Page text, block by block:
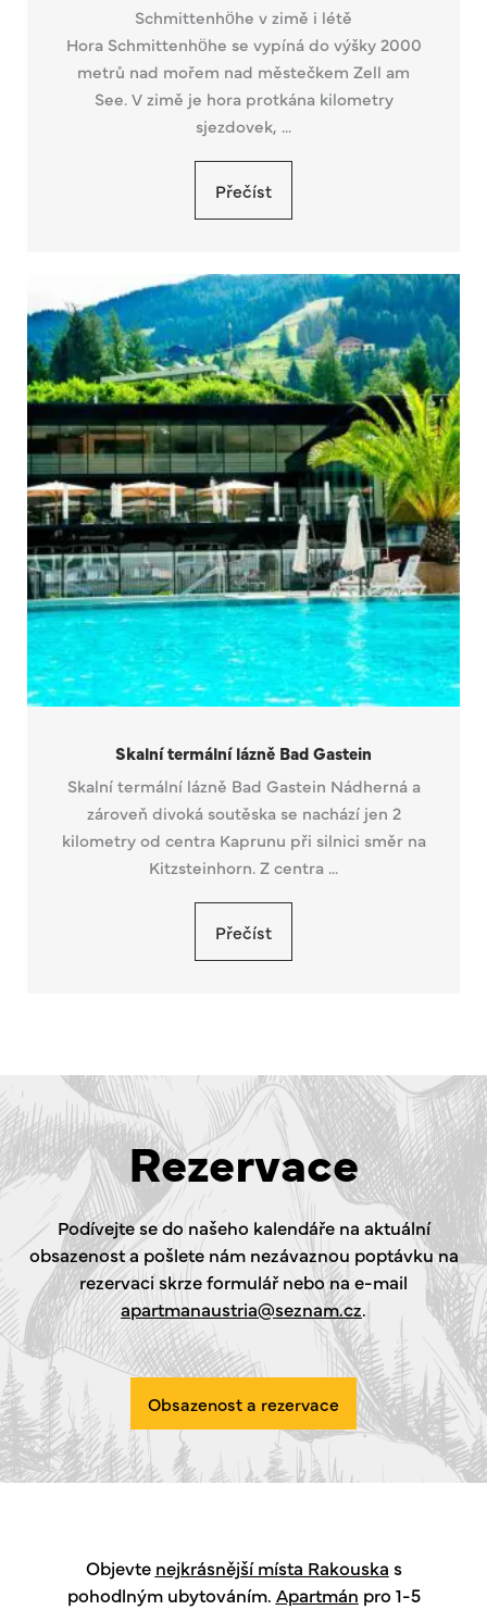
Schmittenhöhe v zimě i létě
Hora Schmittenhöhe se vypíná do výšky 2000
metrů nad mořem nad městečkem Zell am
See. V zimě je hora protkána kilometry
sjezdovek, ...
Přečíst
Skalní termální lázně Bad Gastein
Skalní termální lázně Bad Gastein Nádherná a
zároveň divoká soutěska se nachází jen 2
kilometry od centra Kaprunu při silnici směr na
Kitzsteinhorn. Z centra ...
Přečíst
Rezervace
Podívejte se do našeho kalendáře na aktuální
obsazenost a pošlete nám nezávaznou poptávku na
rezervaci skrze formulář nebo na e-mail
apartmanaustria@seznam.cz.
Obsazenost a rezervace
Objevte nejkrásnější místa Rakouska s
pohodlným ubytováním. Apartmán pro 1-5